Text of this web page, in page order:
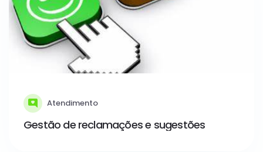
Atendimento
Gestão de reclamações e sugestões